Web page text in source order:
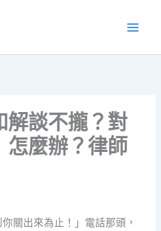
解談不攏？對
怎麼辦？律師
關出來為止！」電話那頭，